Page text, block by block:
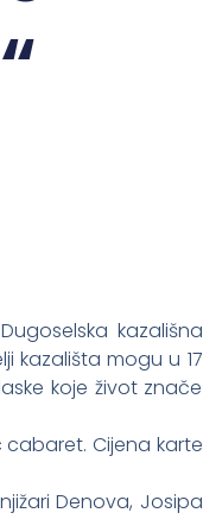
kazališna
kazališta mogu u 17
koje život znače
cabaret. Cijena karte
Denova, Josipa